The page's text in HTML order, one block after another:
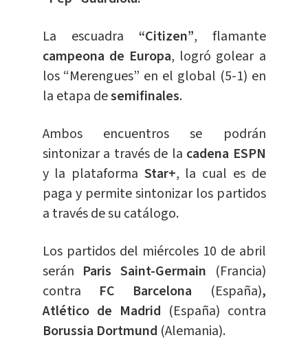
La escuadra “Citizen”, flamante
campeona de Europa, logró golear a
los “Merengues” en el global (5-1) en
la etapa desemifinales.
Ambos encuentros se podrán
sintonizar a través de la cadena ESPN
y la plataforma Star+, la cual es de
paga y permite sintonizar los partidos
a través de su catálogo.
Los partidos del miércoles 10 de abril
serán Paris Saint-Germain (Francia)
contra FC Barcelona (España),
Atlético de Madrid (España) contra
Borussia Dortmund (Alemania).